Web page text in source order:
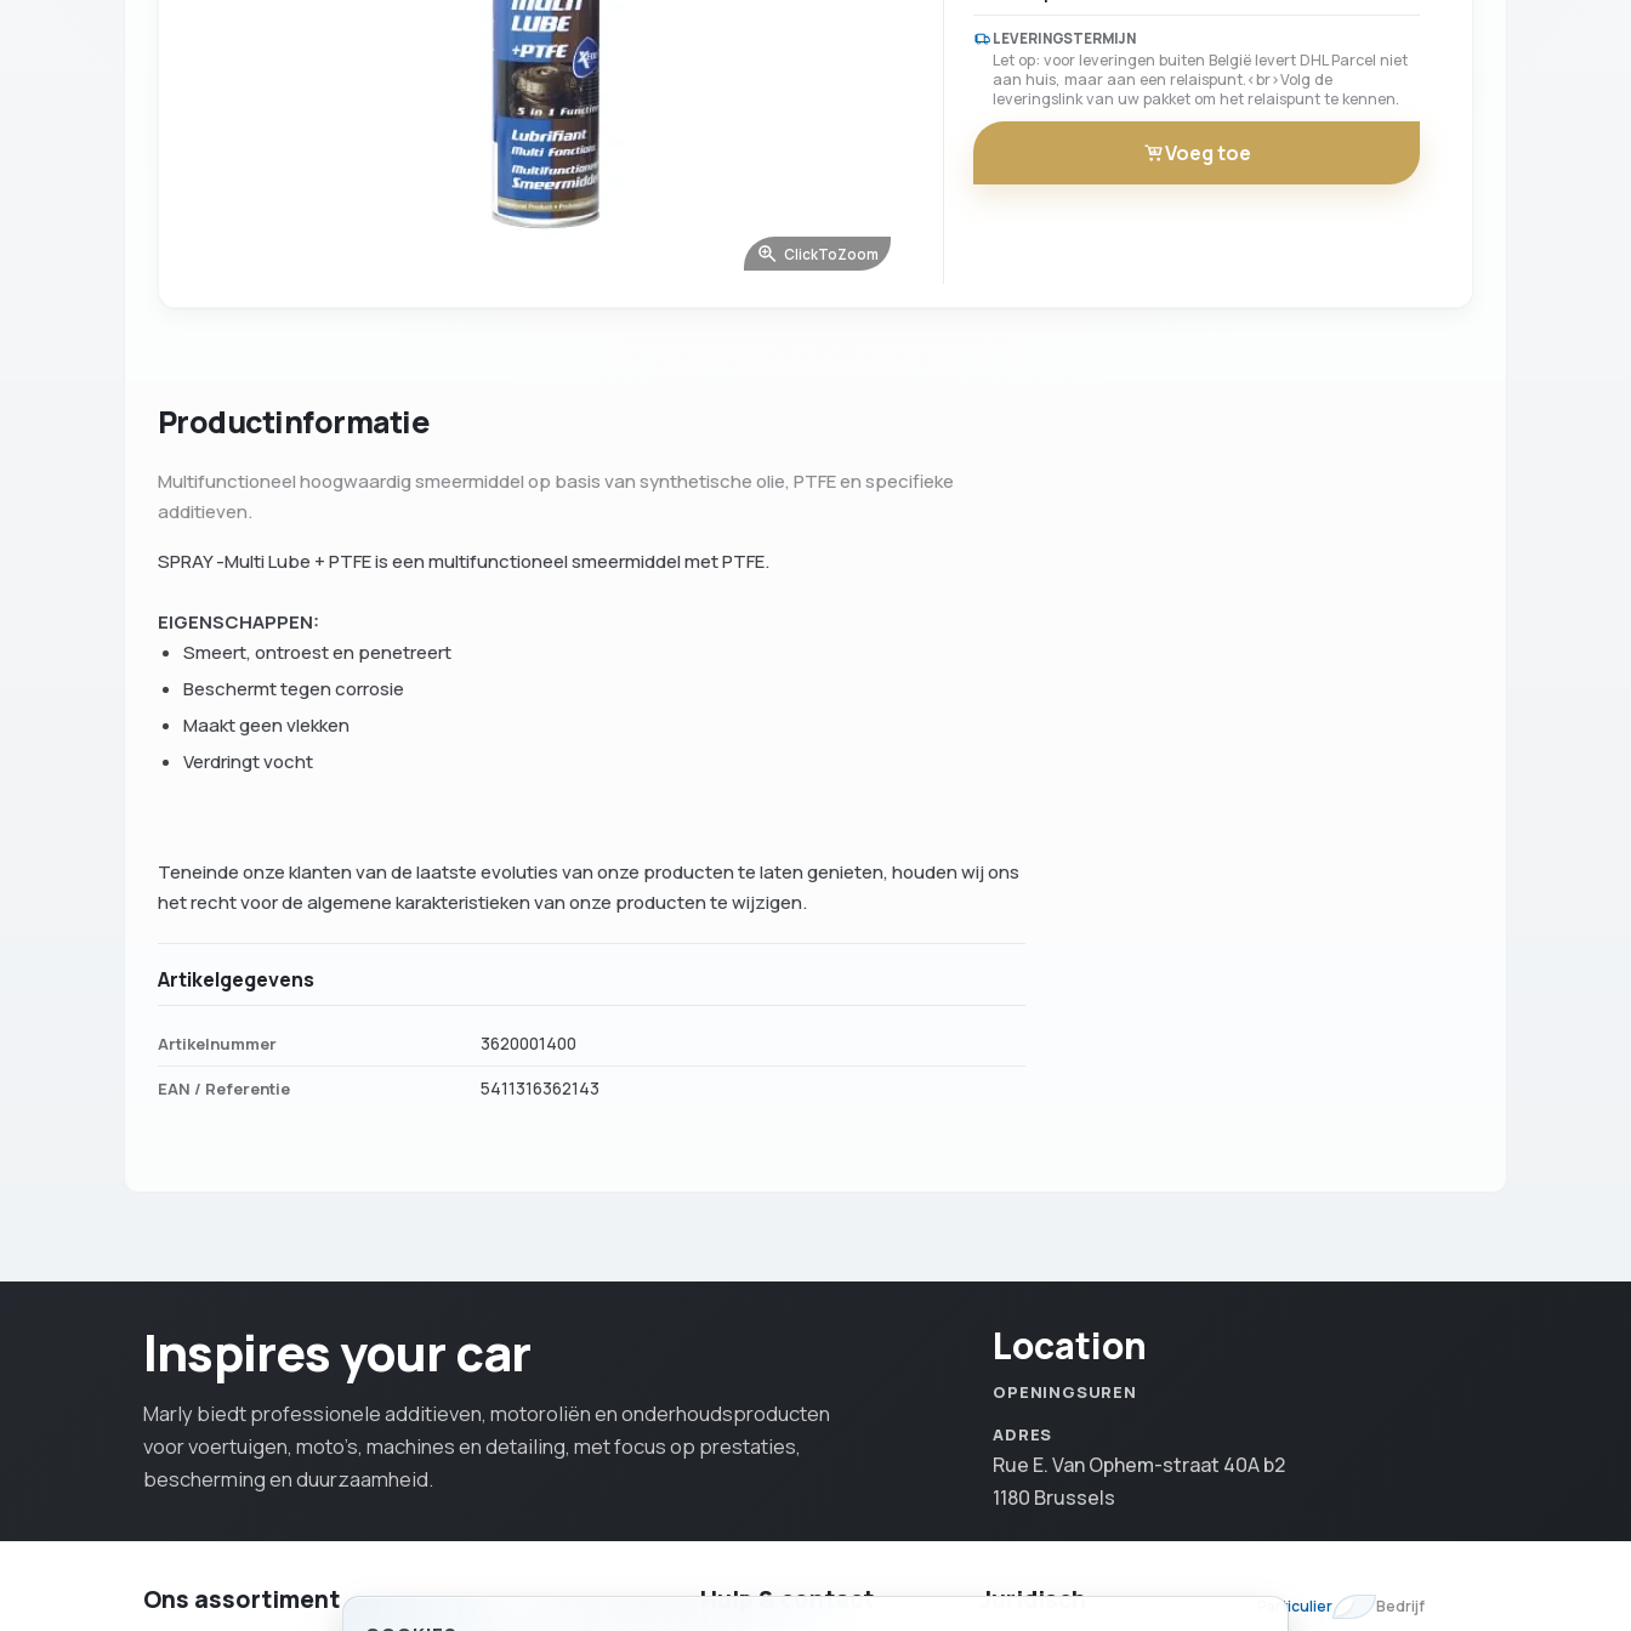
ClickToZoom
LEVERINGSTERMIJN
Let op: voor leveringen buiten België levert DHL Parcel niet
aan huis, maar aan een relaispunt.<br>Volg de
leveringslink van uw pakket om het relaispunt te kennen.
Voeg toe
Productinformatie
Multifunctioneel hoogwaardig smeermiddel op basis van synthetische olie, PTFE en specifieke
additieven.
SPRAY -Multi Lube + PTFE is een multifunctioneel smeermiddel met PTFE.
EIGENSCHAPPEN:
Smeert, ontroest en penetreert
Beschermt tegen corrosie
Maakt geen vlekken
Verdringt vocht
Teneinde onze klanten van de laatste evoluties van onze producten te laten genieten, houden wij ons
het recht voor de algemene karakteristieken van onze producten te wijzigen.
Artikelgegevens
Artikelnummer 3620001400
EAN / Referentie 5411316362143
Inspires your car
Marly biedt professionele additieven, motoroliën en onderhoudsproducten
voor voertuigen, moto’s, machines en detailing, met focus op prestaties,
bescherming en duurzaamheid.
Location
OPENINGSUREN
ADRES
Rue E. Van Ophem-straat 40A b2
1180 Brussels
Ons assortiment Hulp & contact Juridisch Particulier Bedrijf